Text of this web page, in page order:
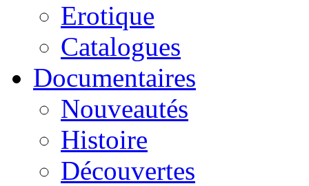
Erotique
Catalogues
Documentaires
Nouveautés
Histoire
Découvertes